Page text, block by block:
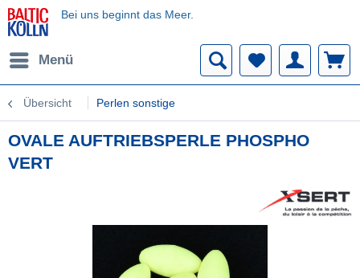
Bei uns beginnt das Meer.
Menü
Übersicht Perlen sonstige
OVALE AUFTRIEBSPERLE PHOSPHO
VERT